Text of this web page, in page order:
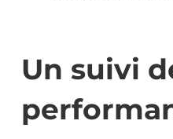
Un suivi